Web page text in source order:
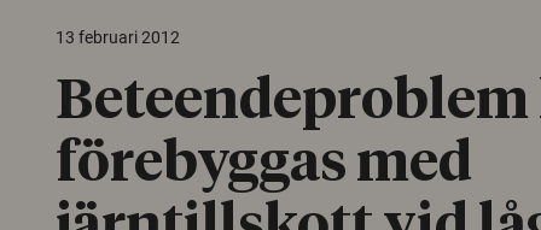
13 februari 2012
Beteendeproblem
förebyggas med